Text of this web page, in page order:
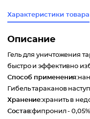
Характеристики товара
Описание
Гель для уничтожения
быстро и эффективно
Способ применения:
Гибель тараканов
Хранение:хранить в
Состав:фипронил -